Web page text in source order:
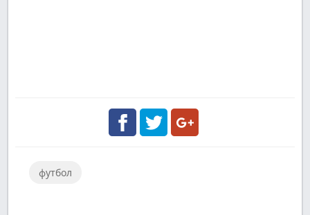
футбол